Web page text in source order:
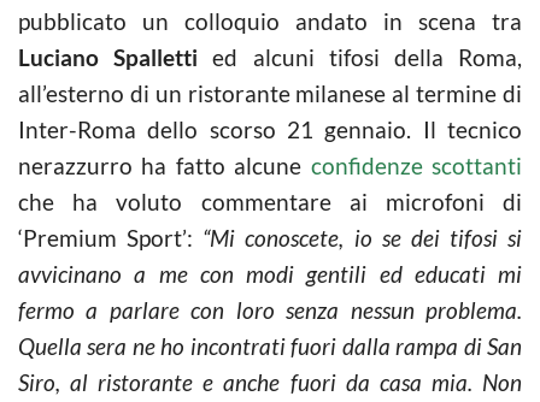
pubblicato un colloquio andato in scena tra
Luciano Spalletti ed alcuni tifosi della Roma,
all’esterno di un ristorante milanese al termine di
Inter-Roma dello scorso 21 gennaio. Il tecnico
nerazzurro ha fatto alcune confidenze scottanti
che ha voluto commentare ai microfoni di
‘Premium Sport’: “Mi conoscete, io se dei tifosi si
avvicinano a me con modi gentili ed educati mi
fermo a parlare con loro senza nessun problema.
Quella sera ne ho incontrati fuori dalla rampa di San
Siro, al ristorante e anche fuori da casa mia. Non